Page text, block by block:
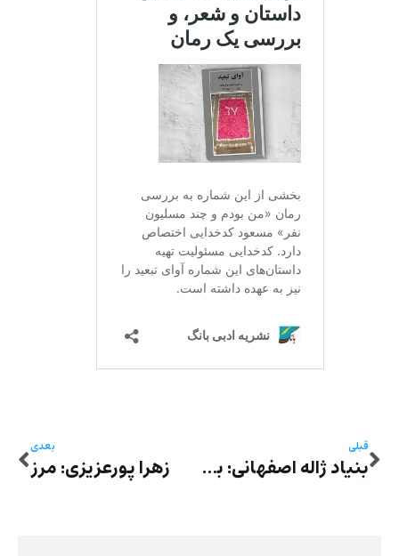
قبلی
بنیاد ژاله اصفهانی: بود و نمودِ زنان در جهانِ «برنجینِ» واقعیت و جهانِ «زرینِ» شاهنامه
بعدی
زهرا پورعزیزی: مرز